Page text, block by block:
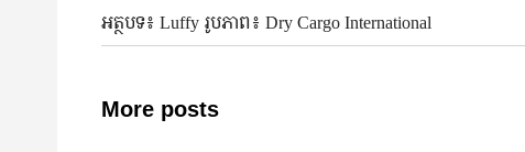
អត្ថបទ៖ Luffy រូបភាព៖ Dry Cargo International
More posts